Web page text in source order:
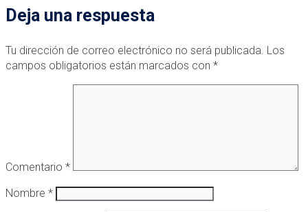
Deja una respuesta
Tu dirección de correo electrónico no será publicada. Los
campos obligatorios están marcados con *
Comentario *
Nombre *